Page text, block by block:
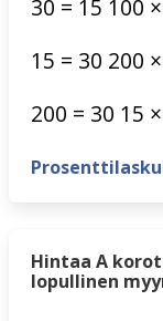
30 = 15 100 ×
15 = 30 200 ×
200 = 30 15 ×
Hintaa A
lopullinen